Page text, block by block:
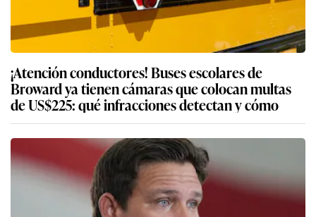
¡Atención conductores! Buses escolares de
Broward ya tienen cámaras que colocan multas
de US$225: qué infracciones detectan y cómo